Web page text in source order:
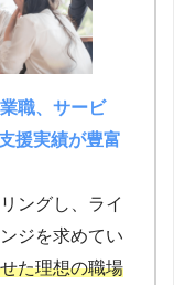
職、サービ
援実績が豊富
ングし、ライ
ジを求めてい
た理想の職場